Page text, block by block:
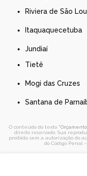
Riviera de São
Itaquaquecetuba
Jundiaí
Tietê
Mogi das Cruzes
Santana de
O conteúdo do texto "
direito reservado. Sua
proibida sem a autorização do
do Código Penal –